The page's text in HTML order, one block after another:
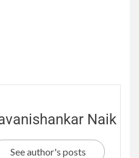
Naik
See author's posts